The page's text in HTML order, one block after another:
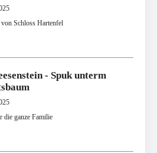
Schloss Hartenfel
- Spuk unterm
die ganze Familie